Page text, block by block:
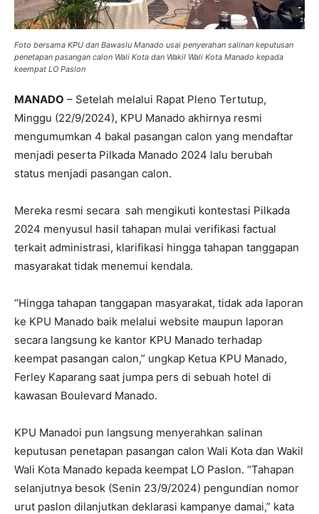
Foto bersama KPU dan Bawaslu Manado usai penyerahan salinan keputusan
penetapan pasangan calon Wali Kota dan Wakil Wali Kota Manado kepada
keempat LO Paslon
MANADO – Setelah melalui Rapat Pleno Tertutup,
Minggu (22/9/2024), KPU Manado akhirnya resmi
mengumumkan 4 bakal pasangan calon yang mendaftar
menjadi peserta Pilkada Manado 2024 lalu berubah
status menjadi pasangan calon.
Mereka resmi secara sah mengikuti kontestasi Pilkada
2024 menyusul hasil tahapan mulai verifikasi factual
terkait administrasi, klarifikasi hingga tahapan tanggapan
masyarakat tidak menemui kendala.
“Hingga tahapan tanggapan masyarakat, tidak ada laporan
ke KPU Manado baik melalui website maupun laporan
secara langsung ke kantor KPU Manado terhadap
keempat pasangan calon,” ungkap Ketua KPU Manado,
Ferley Kaparang saat jumpa pers di sebuah hotel di
kawasan Boulevard Manado.
KPU Manadoi pun langsung menyerahkan salinan
keputusan penetapan pasangan calon Wali Kota dan Wakil
Wali Kota Manado kepada keempat LO Paslon. “Tahapan
selanjutnya besok (Senin 23/9/2024) pengundian nomor
urut paslon dilanjutkan deklarasi kampanye damai,” kata